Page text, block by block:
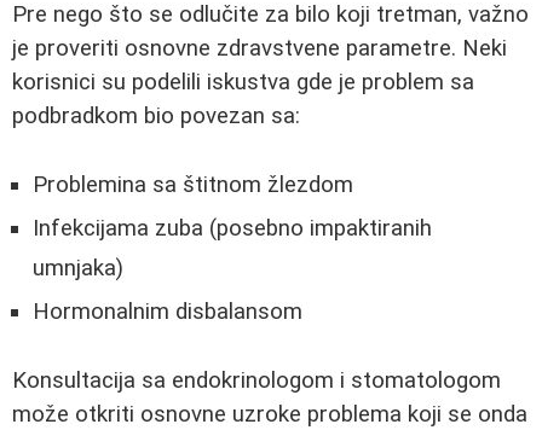
Pre nego što se odlučite za bilo koji tretman, važno
je proveriti osnovne zdravstvene parametre. Neki
korisnici su podelili iskustva gde je problem sa
podbradkom bio povezan sa:
Problemina sa štitnom žlezdom
Infekcijama zuba (posebno impaktiranih
umnjaka)
Hormonalnim disbalansom
Konsultacija sa endokrinologom i stomatologom
može otkriti osnovne uzroke problema koji se onda